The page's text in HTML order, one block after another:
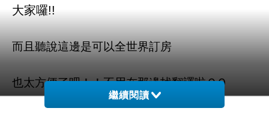
大家囉!!
而且聽說這邊是可以全世界訂房
也太方便了吧！！不用在那邊找翻譯啦ＱＱ
繼續閱讀